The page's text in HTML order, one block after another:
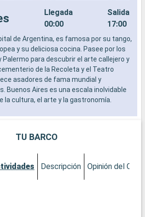
Llegada
00:00
Salida
17:00
de Argentina, es famosa por su tango,
y su deliciosa cocina. Pasee por los
Palermo para descubrir el arte callejero y
de la Recoleta y el Teatro
asadores de fama mundial y
Buenos Aires es una escala inolvidable
la cultura, el arte y la gastronomía.
TU BARCO
Descripción Opinión del